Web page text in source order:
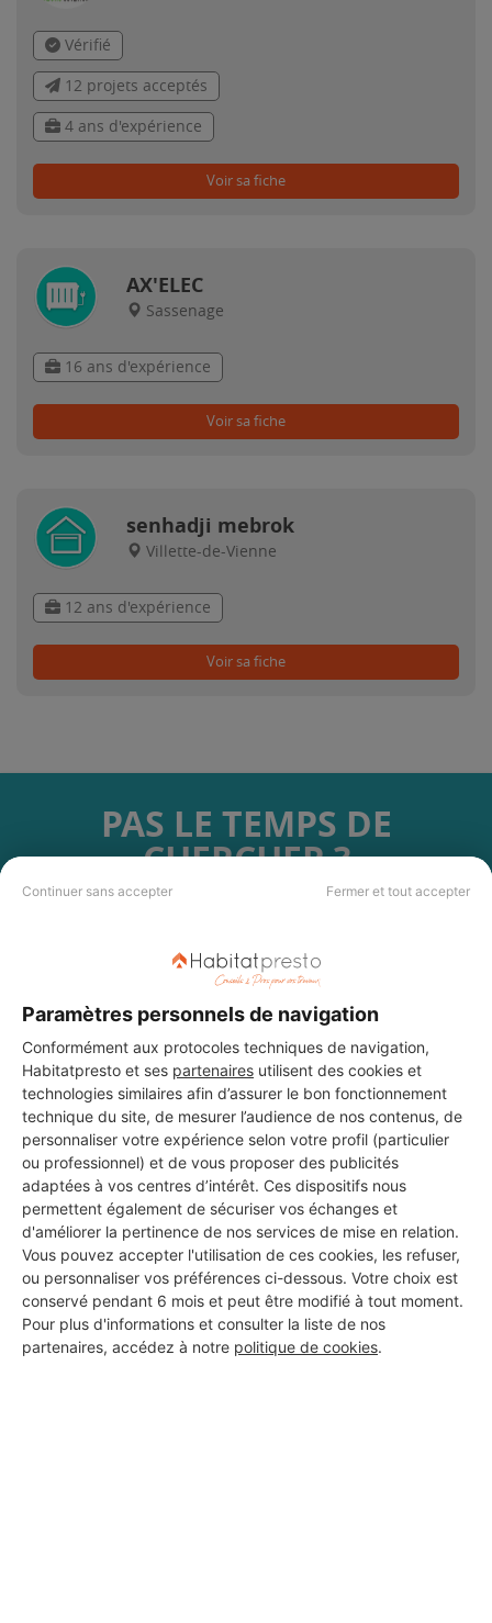
Continuer sans accepter Fermer et tout accepter
Paramètres personnels de navigation
Conformément aux protocoles techniques de navigation,
Habitatpresto et ses partenaires utilisent des cookies et
technologies similaires afin d’assurer le bon fonctionnement
technique du site, de mesurer l’audience de nos contenus, de
personnaliser votre expérience selon votre profil (particulier
ou professionnel) et de vous proposer des publicités
adaptées à vos centres d’intérêt. Ces dispositifs nous
permettent également de sécuriser vos échanges et
d'améliorer la pertinence de nos services de mise en relation.
Vous pouvez accepter l'utilisation de ces cookies, les refuser,
ou personnaliser vos préférences ci-dessous. Votre choix est
conservé pendant 6 mois et peut être modifié à tout moment.
Pour plus d'informations et consulter la liste de nos
partenaires, accédez à notre politique de cookies.
Vérifié
12 projets acceptés
4 ans d'expérience
Voir sa fiche
AX'ELEC
Sassenage
16 ans d'expérience
Voir sa fiche
senhadji mebrok
Villette-de-Vienne
12 ans d'expérience
Voir sa fiche
PAS LE TEMPS DE
CHERCHER ?
professionnels partout en France.
DEMANDER UN DEVIS